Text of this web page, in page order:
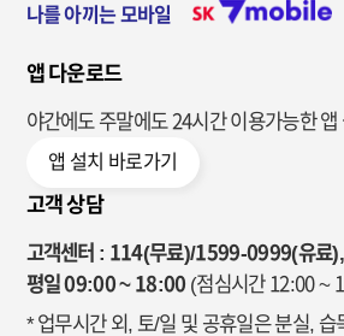
나를 아끼는 모바일
앱 다운로드
야간에도 주말에도 24시간 이용가능한앱
앱 설치 바로가기
고객 상담
고객센터 : 114(무료)/1599-0999(유료),
평일 09:00 ~ 18:00 (점심시간 12:00 ~
* 업무시간 외, 토/일 및 공휴일은 분실, 습